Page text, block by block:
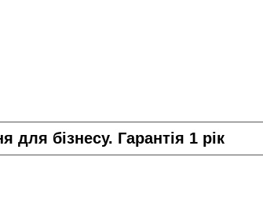
для бізнесу. Гарантія 1 рік